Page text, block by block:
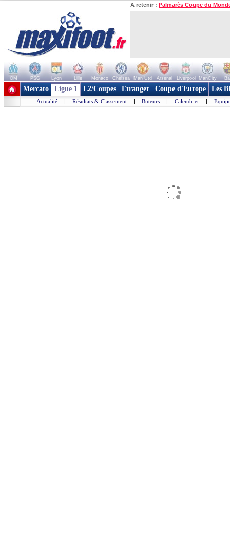
A retenir : Palmarès Coupe du
OM PSG Lyon Lille Monaco Chelsea Man Utd Arsenal Liverpool ManCity
+ de clubs
Mercato Ligue 1 L2/Coupes Etranger Coupe d'Europe Les
Actualité | Résultats & Classement | Buteurs | Calendrier |